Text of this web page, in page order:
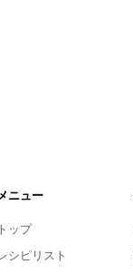
メニュー
トップ
シピリスト